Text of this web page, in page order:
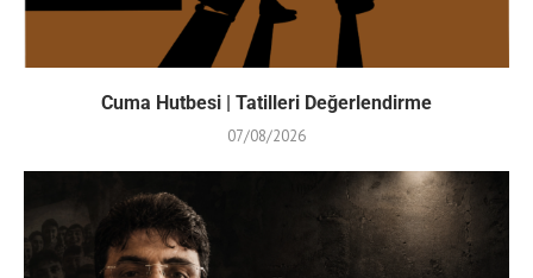
Cuma Hutbesi | Tatilleri Değerlendirme
07/08/2026